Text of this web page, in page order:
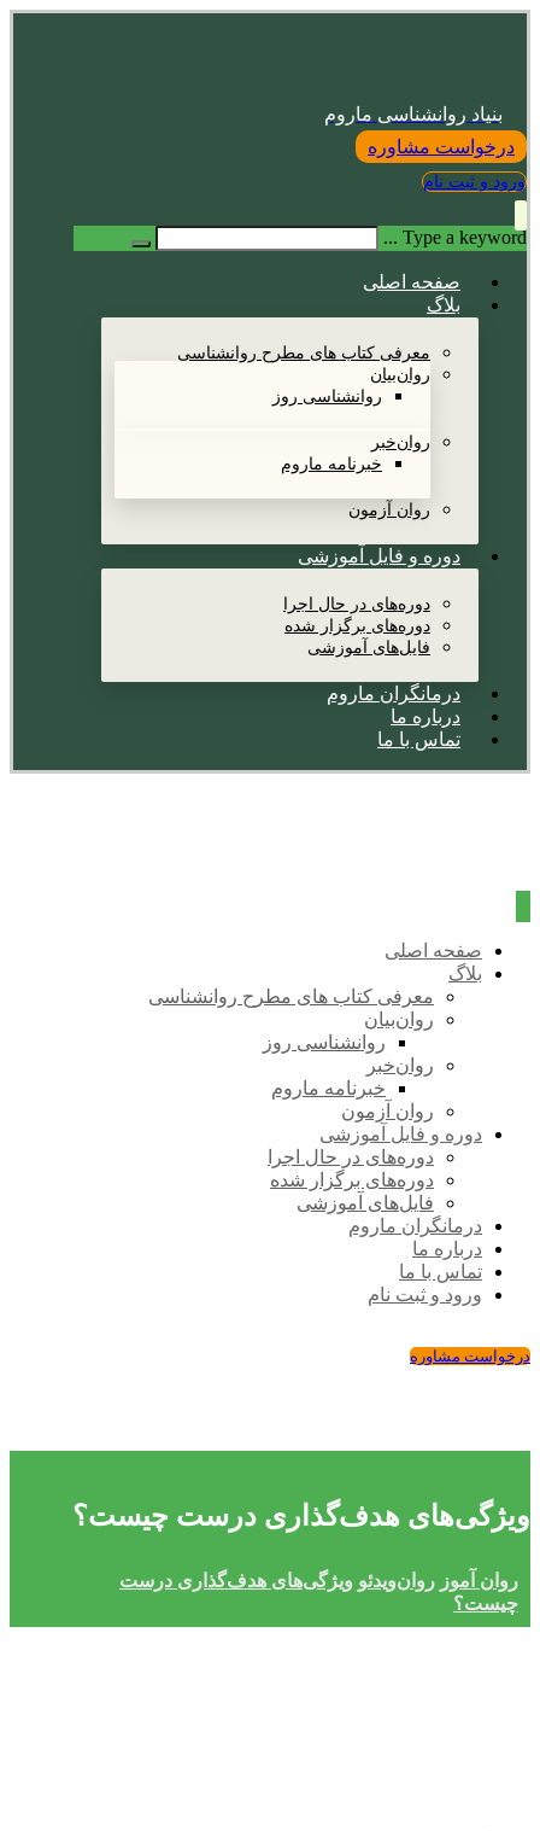
بنیاد روانشناسی ماروم
درخواست مشاوره
ورود و ثبت نام
Type a keyword ...
صفحه اصلی
بلاگ
معرفی کتاب های مطرح روانشناسی
روان‌بیان
روانشناسی روز
روان‌خبر
خبرنامه ماروم
روان آزمون
دوره و فایل آموزشی
دوره‌های در حال اجرا
دوره‌های برگزار شده
فایل‌های آموزشی
درمانگران ماروم
درباره ما
تماس با ما
صفحه اصلی
بلاگ
معرفی کتاب های مطرح روانشناسی
روان‌بیان
روانشناسی روز
روان‌خبر
خبرنامه ماروم
روان آزمون
دوره و فایل آموزشی
دوره‌های در حال اجرا
دوره‌های برگزار شده
فایل‌های آموزشی
درمانگران ماروم
درباره ما
تماس با ما
ورود و ثبت نام
درخواست مشاوره
ویژگی‌های هدف‌گذاری درست چیست؟
روان ‌آموز روان‌ویدئو ویژگی‌های هدف‌گذاری درست
چیست؟